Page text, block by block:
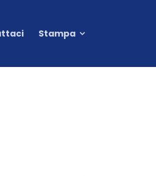
Stampa